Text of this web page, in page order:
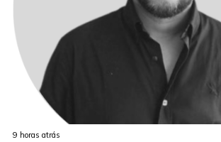
9 horas atrás